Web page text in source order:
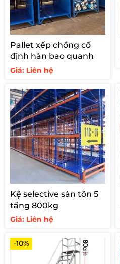
Pallet xếp chồng cố
định hàn bao quanh
Giá: Liên hệ
Kệ selective sàn tôn 5
tầng 800kg
Giá: Liên hệ
-10%